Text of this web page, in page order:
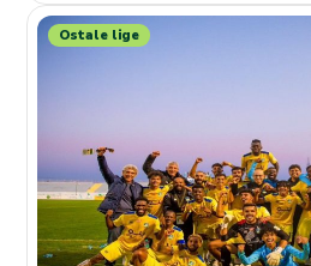
Ostale lige